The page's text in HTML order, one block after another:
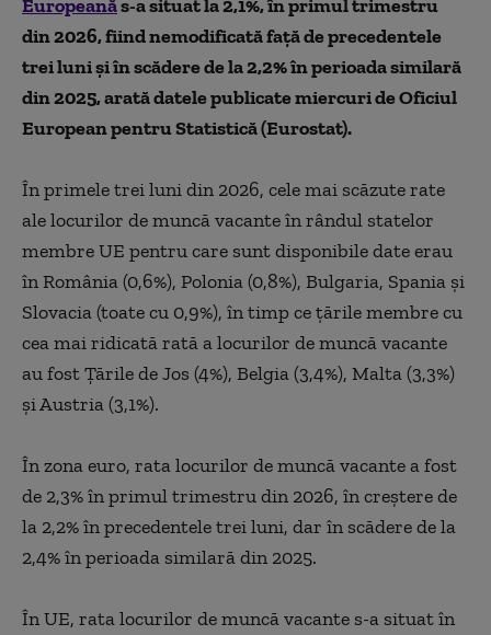
Europeanăs-a situat la 2,1%, în primul trimestru
din 2026, fiind nemodificată faţă de precedentele
trei luni şi în scădere de la 2,2% în perioada similară
din 2025, arată datele publicate miercuri de Oficiul
European pentru Statistică (Eurostat).
În primele trei luni din 2026, cele mai scăzute rate
ale locurilor de muncă vacante în rândul statelor
membre UE pentru care sunt disponibile date erau
în România (0,6%), Polonia (0,8%), Bulgaria, Spania şi
Slovacia (toate cu 0,9%), în timp ce ţările membre cu
cea mai ridicată rată a locurilor de muncă vacante
au fost Ţările de Jos (4%), Belgia (3,4%), Malta (3,3%)
şi Austria (3,1%).
În zona euro, rata locurilor de muncă vacante a fost
de 2,3% în primul trimestru din 2026, în creştere de
la 2,2% în precedentele trei luni, dar în scădere de la
2,4% în perioada similară din 2025.
În UE, rata locurilor de muncă vacante s-a situat în